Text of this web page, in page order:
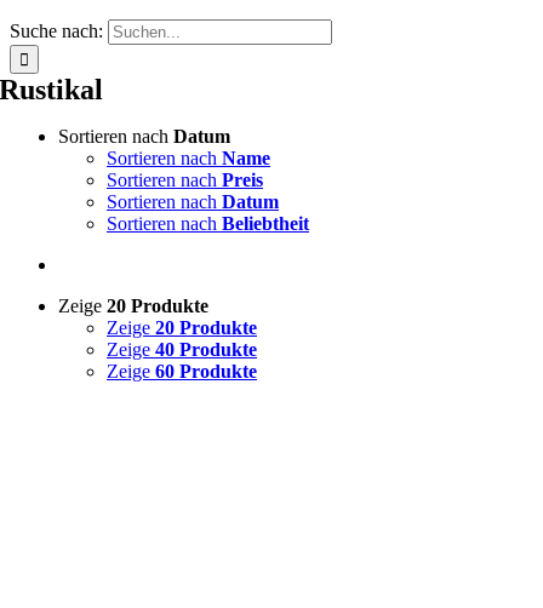
Suche nach:
Rustikal
Sortieren nach Datum
Sortieren nach Name
Sortieren nach Preis
Sortieren nach Datum
Sortieren nach Beliebtheit
Zeige 20 Produkte
Zeige 20 Produkte
Zeige 40 Produkte
Zeige 60 Produkte